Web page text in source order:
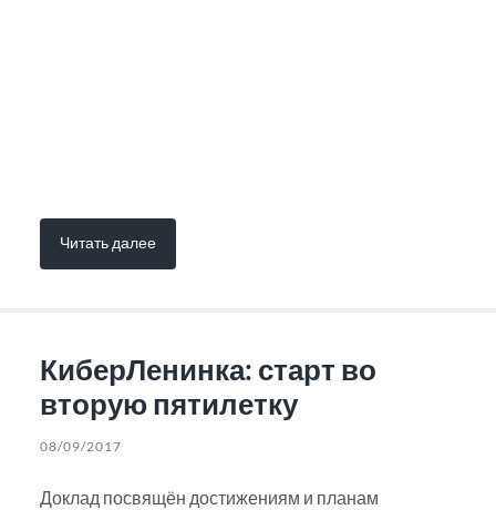
Читать далее
КиберЛенинка: старт во
вторую пятилетку
08/09/2017
Доклад посвящён достижениям и планам